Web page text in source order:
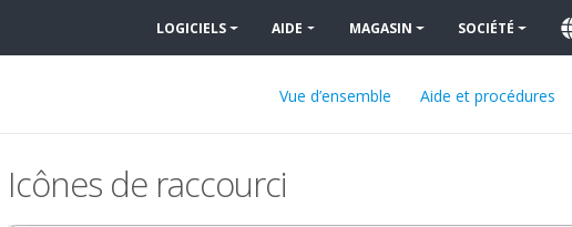
LOGICIELS AIDE MAGASIN SOCIÉTÉ
Vue d’ensemble Aide et procédures
Icônes de raccourci